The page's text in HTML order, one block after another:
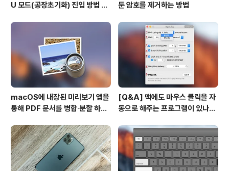
U 모드(공장초기화) 진입 방법 변
둔 암호를 제거하는 방법
macOS에 내장된 미리보기 앱을
통해 PDF 문서를 병합∙분할 하는
[Q&A] 맥에도 마우스 클릭을 자
동으로 해주는 프로그램이 있나